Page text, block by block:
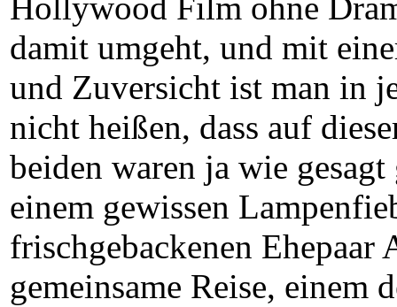
Hollywood Film ohne
damit umgeht, und mit
und Zuversicht ist man in
nicht heißen, dass auf
beiden waren ja wie
einem gewissen
frischgebackenen
gemeinsame Reise, einem